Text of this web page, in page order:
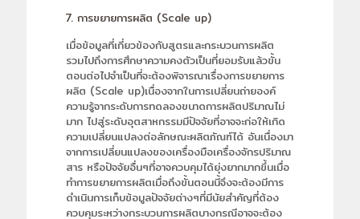
7. การขยายการผลิต (Scale up)
เมื่อข้อมูลที่เกี่ยวข้องกับสูตรและกระบวนการผลิต
รวมไปถึงการศึกษาความคงตัวเป็นที่ยอมรับแล้วขั้น
ตอนต่อไปจำเป็นที่จะต้องพิจารณาเรื่องการขยายการ
ผลิต (Scale up)เนื่องจากในการเปลี่ยนถ่ายองค์
ความรู้จากระดับการทดลองขนาดการผลิตปริมาณไม่
มาก ไปสู่ระดับอุตสาหกรรมมีปัจจัยที่อาจจะก่อให้เกิด
ความเปลี่ยนแปลงต่อลักษณะผลิตภัณฑ์ได้ อันเนื่องมา
จากการเปลี่ยนแปลงของเครื่องมือเครื่องจักรปริมาณ
สาร หรือปัจจัยอื่นๆที่อาจควบคุมได้ยุ่งยากมากขึ้นเมื่อ
ทำการขยายการผลิตเมื่อถึงขั้นตอนนี้จึงจะต้องมีการ
ดำเนินการเก็บข้อมูลปัจจัยต่างๆที่มีนัยสำคัญที่ต้อง
ควบคุมระหว่างกระบวนการผลิตบางกรณีอาจจะต้อง